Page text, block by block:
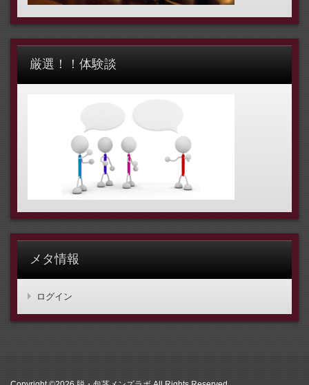
厳選！！体験談
メタ情報
ログイン